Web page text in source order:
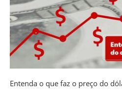
Entenda o que faz o preço do